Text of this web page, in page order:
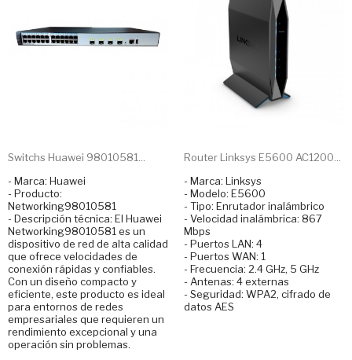
Switchs Huawei 98010581...
- Marca: Huawei
- Producto:
Networking98010581
- Descripción técnica: El Huawei
Networking98010581 es un
dispositivo de red de alta calidad
que ofrece velocidades de
conexión rápidas y confiables.
Con un diseño compacto y
eficiente, este producto es ideal
para entornos de redes
empresariales que requieren un
rendimiento excepcional y una
operación sin problemas.
Router Linksys E5600 AC1200...
- Marca: Linksys
- Modelo: E5600
- Tipo: Enrutador inalámbrico
- Velocidad inalámbrica: 867
Mbps
- Puertos LAN: 4
- Puertos WAN: 1
- Frecuencia: 2.4 GHz, 5 GHz
- Antenas: 4 externas
- Seguridad: WPA2, cifrado de
datos AES